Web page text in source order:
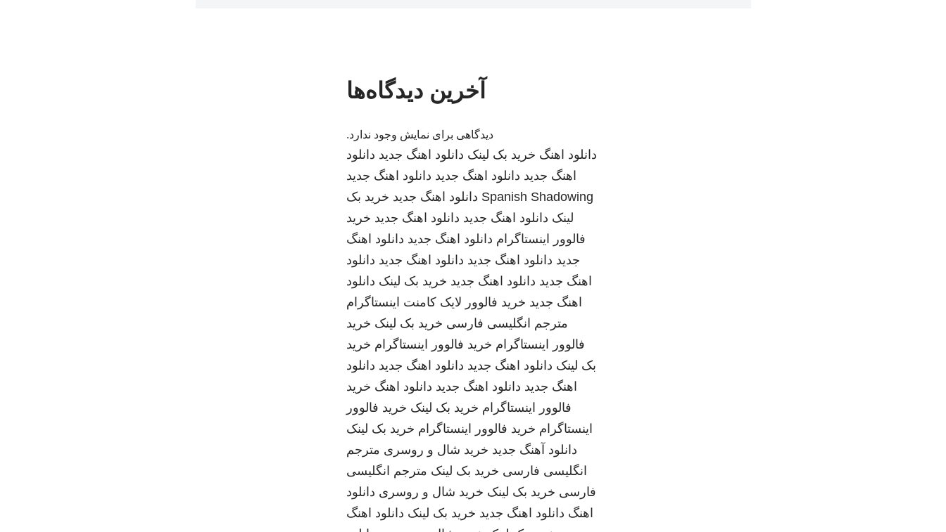
آخرین دیدگاه‌ها
دیدگاهی برای نمایش وجود ندارد.
دانلود اهنگ خرید بک لینک دانلود اهنگ جدید دانلود
اهنگ جدید دانلود اهنگ جدید دانلود اهنگ جدید
Spanish Shadowing دانلود اهنگ جدید خرید بک
لینک دانلود اهنگ جدید دانلود اهنگ جدید خرید
فالوور اینستاگرام دانلود اهنگ جدید دانلود اهنگ
جدید دانلود اهنگ جدید دانلود اهنگ جدید دانلود
اهنگ جدید دانلود اهنگ جدید خرید بک لینک دانلود
اهنگ جدید خرید فالوور لایک کامنت اینستاگرام
مترجم انگلیسی فارسی خرید بک لینک خرید
فالوور اینستاگرام خرید فالوور اینستاگرام خرید
بک لینک دانلود اهنگ جدید دانلود اهنگ جدید دانلود
اهنگ جدید دانلود اهنگ جدید دانلود اهنگ خرید
فالوور اینستاگرام خرید بک لینک خرید فالوور
اینستاگرام خرید فالوور اینستاگرام خرید بک لینک
دانلود آهنگ جدید خرید شال و روسری مترجم
انگلیسی فارسی خرید بک لینک مترجم انگلیسی
فارسی خرید بک لینک خرید شال و روسری دانلود
اهنگ دانلود اهنگ جدید خرید بک لینک دانلود اهنگ